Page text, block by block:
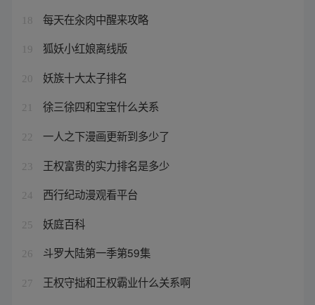
18 每天在汆肉中醒来攻略
19 狐妖小红娘离线版
20 妖族十大太子排名
21 徐三徐四和宝宝什么关系
22 一人之下漫画更新到多少了
23 王权富贵的实力排名是多少
24 西行纪动漫观看平台
25 妖庭百科
26 斗罗大陆第一季第59集
27
王权守拙和王权霸业什么关系啊